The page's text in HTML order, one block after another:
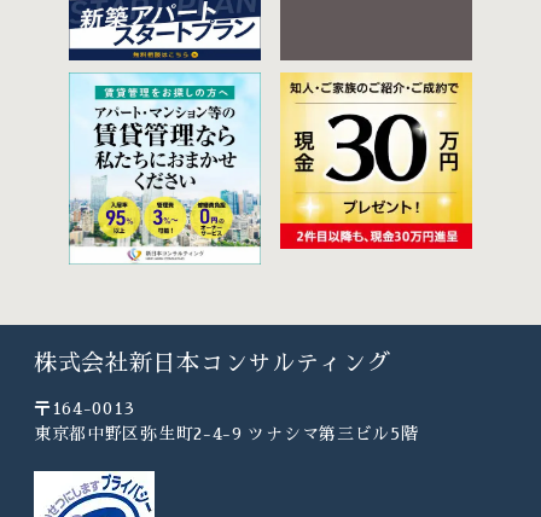
株式会社新日本コンサルティング
〒164-0013
東京都中野区弥生町2-4-9 ツナシマ第三ビル5階